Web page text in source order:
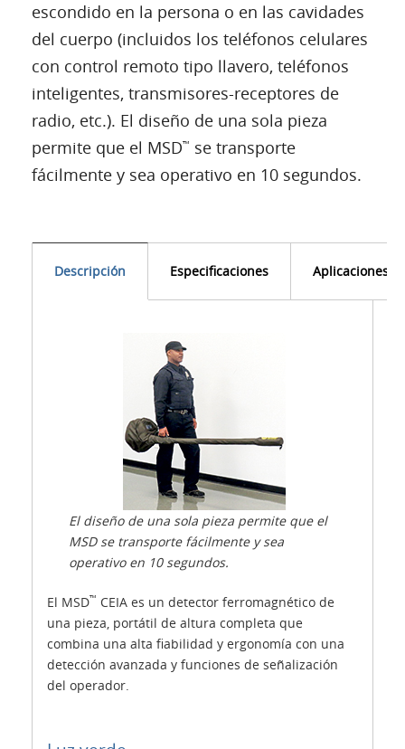
escondido en la persona o en las cavidades
del cuerpo (incluidos los teléfonos celulares
con control remoto tipo llavero, teléfonos
inteligentes, transmisores-receptores de
radio, etc.). El diseño de una sola pieza
permite que el MSD™ se transporte
fácilmente y sea operativo en 10 segundos.
Descripción Especificaciones Aplicaciones
El diseño de una sola pieza permite que el
MSD se transporte fácilmente y sea
operativo en 10 segundos.
El MSD™ CEIA es un detector ferromagnético de
una pieza, portátil de altura completa que
combina una alta fiabilidad y ergonomía con una
detección avanzada y funciones de señalización
del operador.